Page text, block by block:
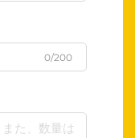
0/200